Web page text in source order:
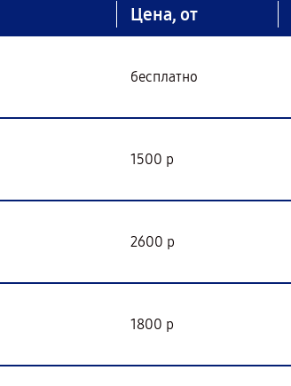
Цена, от
бесплатно
1500 р
2600 р
1800 р